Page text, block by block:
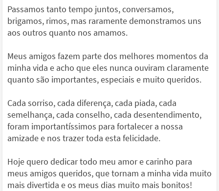
Passamos tanto tempo juntos, conversamos,
brigamos, rimos, mas raramente demonstramos uns
aos outros quanto nos amamos.
Meus amigos fazem parte dos melhores momentos da
minha vida e acho que eles nunca ouviram claramente
quanto são importantes, especiais e muito queridos.
Cada sorriso, cada diferença, cada piada, cada
semelhança, cada conselho, cada desentendimento,
foram importantíssimos para fortalecer a nossa
amizade e nos trazer toda esta felicidade.
Hoje quero dedicar todo meu amor e carinho para
meus amigos queridos, que tornam a minha vida muito
mais divertida e os meus dias muito mais bonitos!